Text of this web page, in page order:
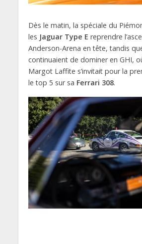
Dès le matin, la spéciale du
les Jaguar Type E reprendre
Anderson-Arena en tête, tandis
continuaient de dominer en GHI,
Margot Laffite s’invitait pour la
le top 5 sur sa Ferrari 308.